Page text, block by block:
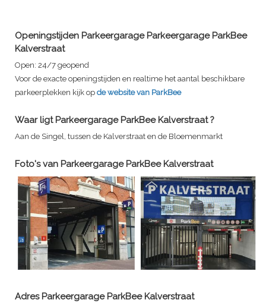
Openingstijden Parkeergarage Parkeergarage ParkBee
Kalverstraat
Open: 24/7 geopend
Voor de exacte openingstijden en realtime het aantal beschikbare
parkeerplekken kijk op de website van ParkBee
Waar ligt Parkeergarage ParkBee Kalverstraat?
Aan de Singel, tussen de Kalverstraat en de Bloemenmarkt
Foto's van Parkeergarage ParkBee Kalverstraat
Adres Parkeergarage ParkBee Kalverstraat